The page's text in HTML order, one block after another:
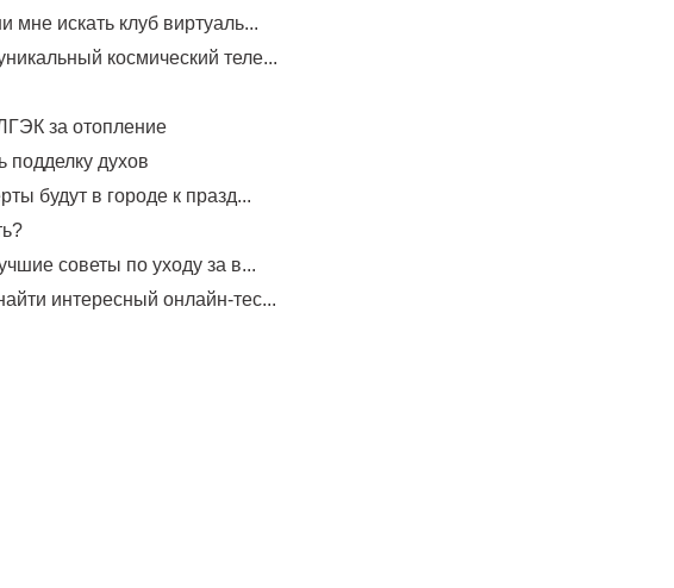
мне искать клуб виртуаль...
космический теле...
за отопление
подделку духов
будут в городе к празд...
советы по уходу за в...
интересный онлайн-тес...